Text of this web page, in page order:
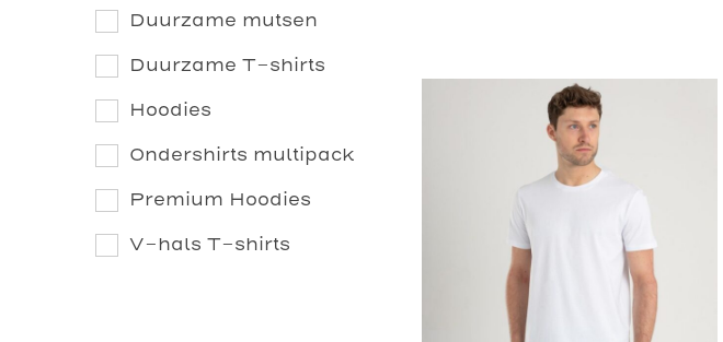
Duurzame mutsen
Duurzame T-shirts
Hoodies
Ondershirts multipack
Premium Hoodies
V-hals T-shirts